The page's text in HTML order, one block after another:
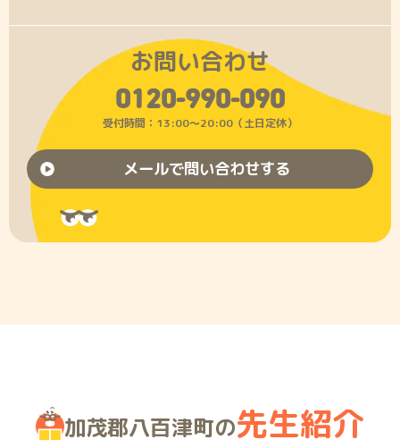
お問い合わせ
0120-990-090
受付時間：13:00〜20:00（土日定休）
メールで問い合わせする
加茂郡八百津町の先生紹介